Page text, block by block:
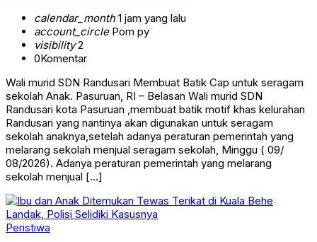
calendar_month1 jam yang lalu
account_circlePom py
visibility2
0Komentar
Wali murid SDN Randusari Membuat Batik Cap untuk seragam
sekolah Anak. Pasuruan, RI – Belasan Wali murid SDN
Randusari kota Pasuruan ,membuat batik motif khas kelurahan
Randusari yang nantinya akan digunakan untuk seragam
sekolah anaknya,setelah adanya peraturan pemerintah yang
melarang sekolah menjual seragam sekolah, Minggu ( 09/
08/2026). Adanya peraturan pemerintah yang melarang
sekolah menjual […]
Peristiwa